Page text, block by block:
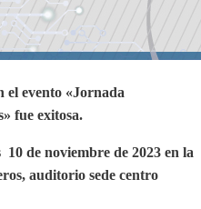
evento «Jornada
fue exitosa.
de noviembre de 2023 en la
auditorio sede centro